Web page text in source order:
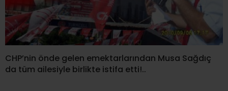
CHP’nin önde gelen emektarlarından Musa Sağdıç
da tüm ailesiyle birlikte istifa etti!..